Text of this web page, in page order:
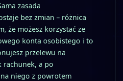
zasada
bez zmian – różnica
że możesz korzystać ze
konta osobistego i to
przelewu na
rachunek, a po
niego z powrotem